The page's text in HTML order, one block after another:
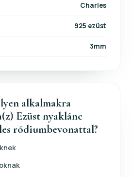
Charles
925 ezüst
3mm
alkalmakra
Ezüst nyaklánc
ródiumbevonattal?